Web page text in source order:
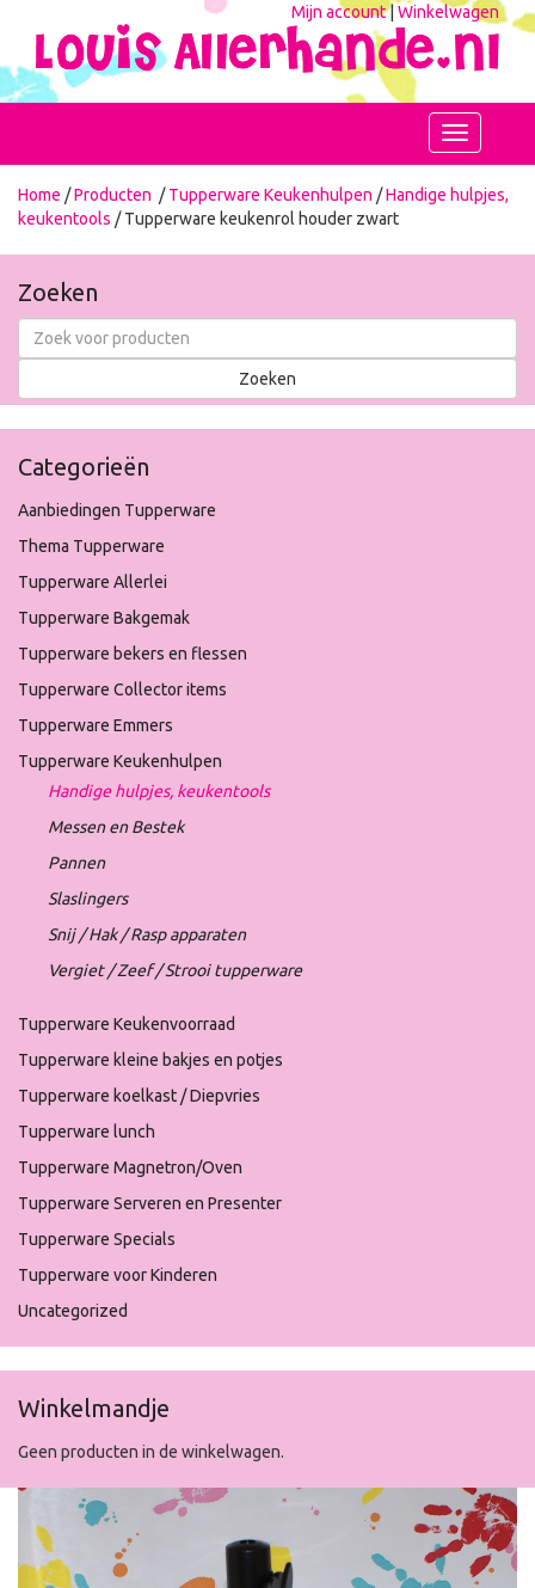
Mijn account|Winkelwagen
Toggle
navigation
Home /Producten /Tupperware Keukenhulpen /Handige hulpjes,
keukentools / Tupperware keukenrol houder zwart
Zoeken
Categorieën
Aanbiedingen Tupperware
Thema Tupperware
Tupperware Allerlei
Tupperware Bakgemak
Tupperware bekers en flessen
Tupperware Collector items
Tupperware Emmers
Tupperware Keukenhulpen
Handige hulpjes, keukentools
Messen en Bestek
Pannen
Slaslingers
Snij / Hak / Rasp apparaten
Vergiet / Zeef / Strooi tupperware
Tupperware Keukenvoorraad
Tupperware kleine bakjes en potjes
Tupperware koelkast / Diepvries
Tupperware lunch
Tupperware Magnetron/Oven
Tupperware Serveren en Presenter
Tupperware Specials
Tupperware voor Kinderen
Uncategorized
Winkelmandje
Geen producten in de winkelwagen.